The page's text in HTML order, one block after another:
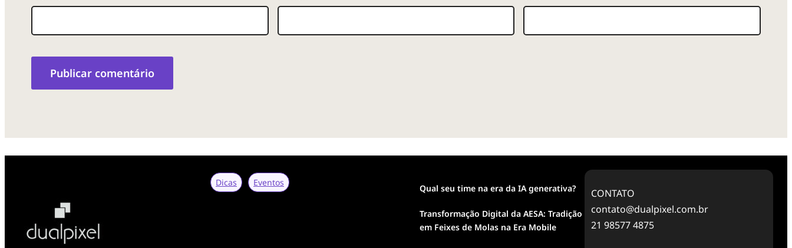
Dicas Eventos
Qual seu time na era da IA generativa?
Transformação Digital da AESA: Tradição
em Feixes de Molas na Era Mobile
CONTATO
contato@dualpixel.com.br
21 98577 4875